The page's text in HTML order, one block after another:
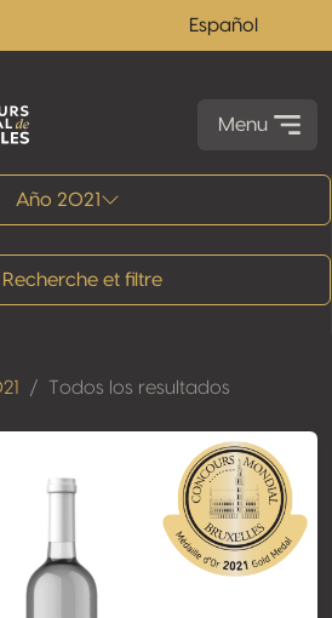
Español
Menu
Año 2021
Recherche et filtre
Todos los resultados